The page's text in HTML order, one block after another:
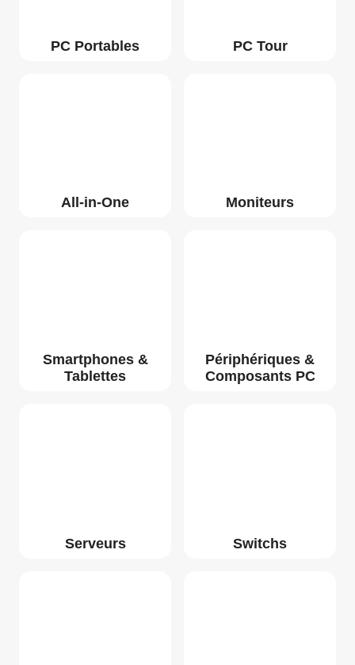
PC Portables PC Tour
All-in-One Moniteurs
Smartphones &
Tablettes
Périphériques &
Composants PC
Serveurs Switchs